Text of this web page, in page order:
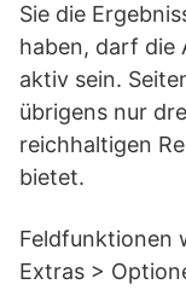
Sie die
haben, darf die
aktiv sein.
übrigens nur
reichhaltigen
bietet.
Feldfunktionen
Extras >